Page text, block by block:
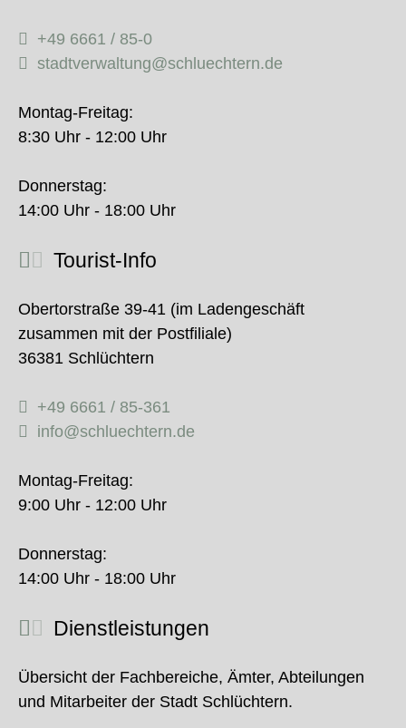
+49 6661 / 85-0
stadtverwaltung@schluechtern.de
Montag-Freitag:
8:30 Uhr - 12:00 Uhr
Donnerstag:
14:00 Uhr - 18:00 Uhr
Tourist-Info
Obertorstraße 39-41 (im Ladengeschäft
zusammen mit der Postfiliale)
36381 Schlüchtern
+49 6661 / 85-361
info@schluechtern.de
Montag-Freitag:
9:00 Uhr - 12:00 Uhr
Donnerstag:
14:00 Uhr - 18:00 Uhr
Dienstleistungen
Übersicht der Fachbereiche, Ämter, Abteilungen
und Mitarbeiter der Stadt Schlüchtern.